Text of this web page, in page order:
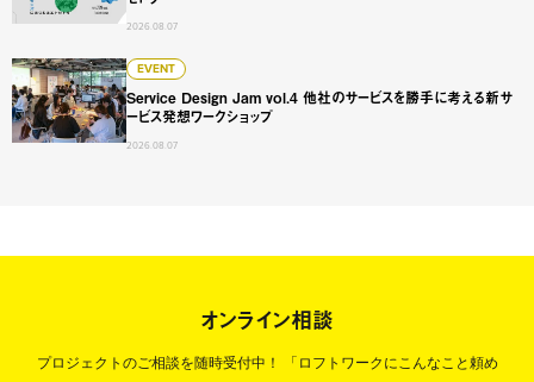
2026.08.07
EVENT
Service Design Jam vol.4 他社のサービスを勝手に考える新サ
ービス発想ワークショップ
2026.08.07
Service Design Jam vol.4 他社のサービスを勝手に考える
オンライン相談
プロジェクトのご相談を随時受付中！
「ロフトワークにこんなこと頼め